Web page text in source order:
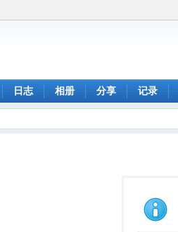
日志 相册 分享 记录